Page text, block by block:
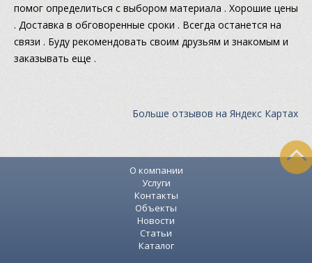
помог определиться с выбором материала . Хорошие цены
. Доставка в обговоренные сроки . Всегда останется на
связи . Буду рекомендовать своим друзьям и знакомым и
заказывать еще .
Больше отзывов на Яндекс Картах
О компании
Услуги
Контакты
Объекты
Новости
Статьи
Каталог